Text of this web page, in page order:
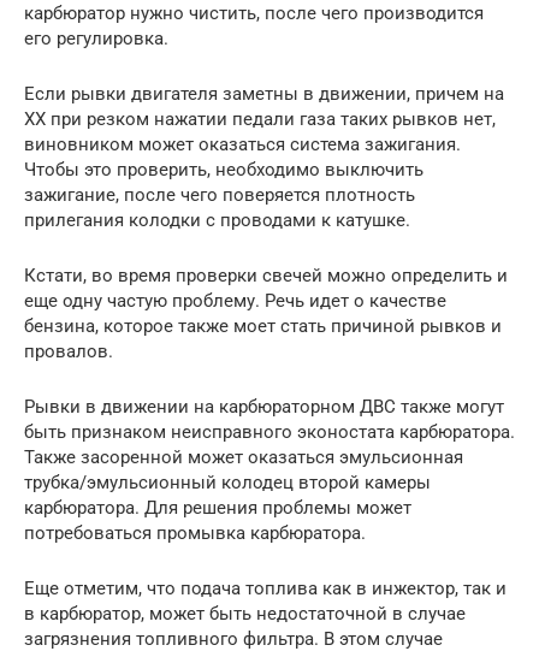
карбюратор нужно чистить, после чего производится
его регулировка.
Если рывки двигателя заметны в движении, причем на
ХХ при резком нажатии педали газа таких рывков нет,
виновником может оказаться система зажигания.
Чтобы это проверить, необходимо выключить
зажигание, после чего поверяется плотность
прилегания колодки с проводами к катушке.
Кстати, во время проверки свечей можно определить и
еще одну частую проблему. Речь идет о качестве
бензина, которое также моет стать причиной рывков и
провалов.
Рывки в движении на карбюраторном ДВС также могут
быть признаком неисправного эконостата карбюратора.
Также засоренной может оказаться эмульсионная
трубка/эмульсионный колодец второй камеры
карбюратора. Для решения проблемы может
потребоваться промывка карбюратора.
Еще отметим, что подача топлива как в инжектор, так и
в карбюратор, может быть недостаточной в случае
загрязнения топливного фильтра. В этом случае